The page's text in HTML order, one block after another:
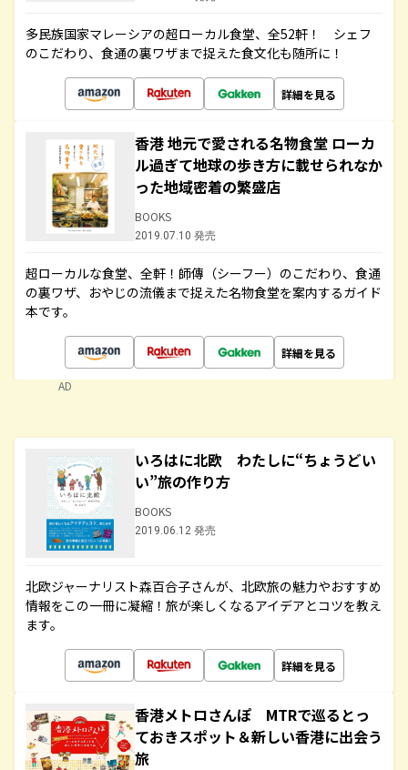
多民族国家マレーシアの超ローカル食堂、全52軒！ シェフ
のこだわり、食通の裏ワザまで捉えた食文化も随所に！
詳細を見る
香港 地元で愛される名物食堂 ローカ
ル過ぎて地球の歩き方に載せられなか
った地域密着の繁盛店
BOOKS
2019.07.10 発売
超ローカルな食堂、全軒！師傳（シーフー）のこだわり、食通
の裏ワザ、おやじの流儀まで捉えた名物食堂を案内するガイド
本です。
詳細を見る
AD
いろはに北欧 わたしに“ちょうどい
い”旅の作り方
BOOKS
2019.06.12 発売
北欧ジャーナリスト森百合子さんが、北欧旅の魅力やおすすめ
情報をこの一冊に凝縮！旅が楽しくなるアイデアとコツを教え
ます。
詳細を見る
香港メトロさんぽ MTRで巡るとっ
ておきスポット＆新しい香港に出会う
旅